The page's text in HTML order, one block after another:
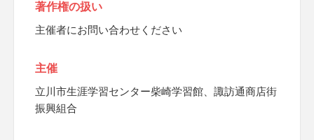
著作権の扱い
主催者にお問い合わせください
主催
立川市生涯学習センター柴崎学習館、諏訪通商店街
振興組合